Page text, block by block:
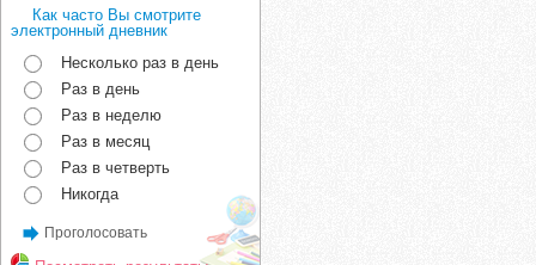
Как часто Вы смотрите
электронный дневник
Несколько раз в день
Раз в день
Раз в неделю
Раз в месяц
Раз в четверть
Никогда
Проголосовать